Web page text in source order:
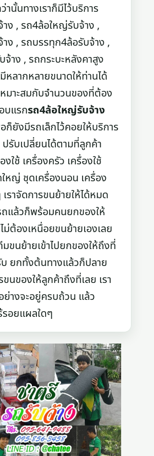
านั้นทางเราก็มีไว้บริการ
ง , รถ4ล้อใหญ่รับจ้าง ,
ง , รถบรรทุก4ล้อรับจ้าง ,
จ้าง , รถกระบะหลังคาสูง
หลากหลายขนาดให้ท่านได้
หมาะสมกับจำนวนของที่ต้อง
บแรกรถ4ล้อใหญ่รับจ้าง
ก็ยังมีรถเล็กไว้คอยให้บริการ
รับเปลี่ยนได้ตามที่ลูกค้า
ใช้ เครื่องครัว เครื่องใช้
หญ่ ชุดเครื่องนอน เครื่อง
เราจัดการขนย้ายให้ได้หมด
แล้วก็พร้อมคนยกของให้
ม่ต้องเหนื่อยขนย้ายเองเลย
มขนย้ายเข้าไปยกของให้ถึงที่
ยกทั้งต้นทางแล้วก็ปลาย
นของให้ลูกค้าถึงที่เลย เรา
างจะอยู่ครบถ้วน แล้ว
อยแผลใดๆ